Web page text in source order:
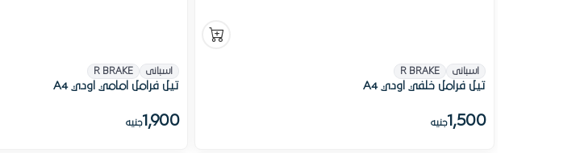
اسبانى R BRAKE
تيل فرامل خلفي اودي A4
1,500جنيه
اسبانى R BRAKE
تيل فرامل امامي اودي A4
1,900جنيه